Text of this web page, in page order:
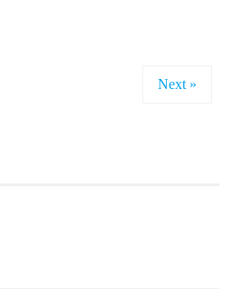
Next »